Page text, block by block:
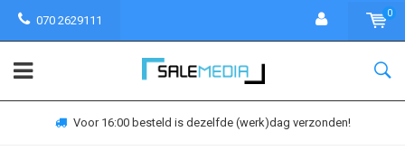
070 2629111
0
Voor 16:00 besteld is dezelfde (werk)dag verzonden!